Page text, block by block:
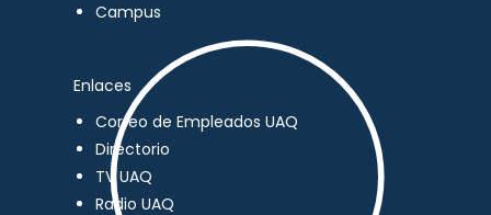
Campus
Enlaces
Correo de Empleados UAQ
Directorio
TV UAQ
Radio UAQ